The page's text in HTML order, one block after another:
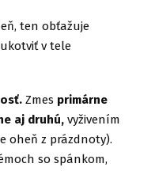
ten obťažuje
v tele
Zmes primárne
aj druhú,vyživením
oheň z prázdnoty).
so spánkom,